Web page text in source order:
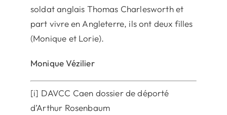
soldat anglais Thomas Charlesworth et
part vivre en Angleterre, ils ont deux filles
(Monique et Lorie).
Monique Vézilier
[i] DAVCC Caen dossier de déporté
d’Arthur Rosenbaum